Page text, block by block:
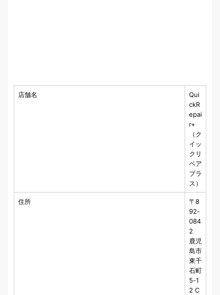
店舗名
Qui
ckR
epai
r+
（ク
イッ
クリ
ペア
プラ
ス）
住所
〒8
92-
084
2
鹿児
島市
東千
石町
5-1
2 C